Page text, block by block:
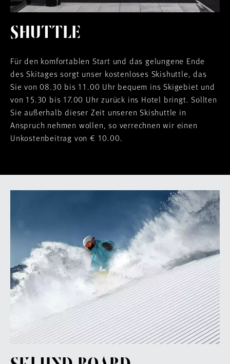
SHUTTLE
Für den komfortablen Start und das gelungene Ende
des Skitages sorgt unser kostenloses Skishuttle, das
Sie von 08.30 bis 11.00 Uhr bequem ins Skigebiet und
von 15.30 bis 17.00 Uhr zurück ins Hotel bringt. Sollten
Sie außerhalb dieser Zeit unseren Skishuttle in
Anspruch nehmen wollen, so verrechnen wir einen
Unkostenbeitrag von € 10.00.